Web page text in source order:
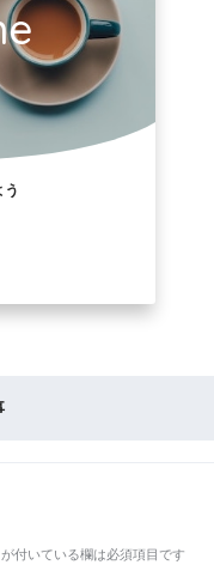
う
が付いている欄は必須項目です